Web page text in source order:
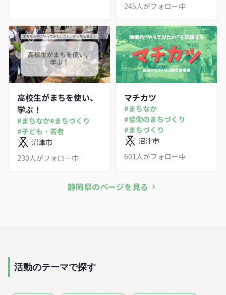
245人がフォロー中
高校生がまちを使い、
学ぶ！
#まちなか#まちづくり
#子ども・若者
沼津市
230人がフォロー中
マチカツ
#まちなか
#協働のまちづくり
#まちづくり
沼津市
601 人がフォロー中
静岡県のページを見る
活動のテーマで探す